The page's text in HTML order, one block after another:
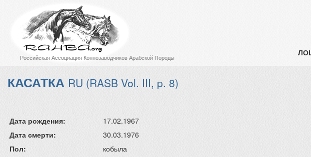
Российская Ассоциация Коннозаводчиков Арабской Породы
КАСАТКА RU (RASB Vol. III, p. 8)
Дата рождения:
17.02.1967
Дата смерти:
30.03.1976
Пол:
кобыла